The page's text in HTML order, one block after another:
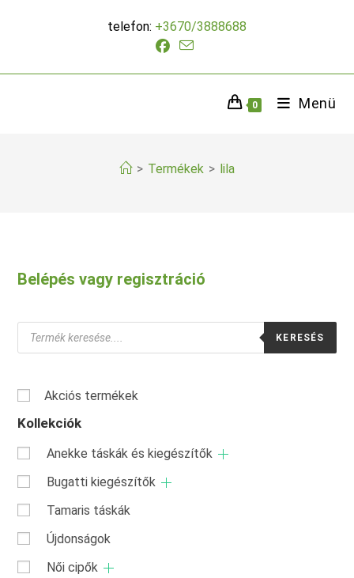
telefon: +3670/3888688
0 Menü
> Termékek > lila
Belépés vagy regisztráció
Products
search
KERESÉS
Akciós termékek
Kollekciók
Anekke táskák és kiegészítők
Bugatti kiegészítők
Tamaris táskák
Újdonságok
Női cipők